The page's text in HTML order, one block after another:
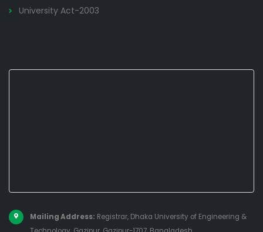
University Act-2003
Mailing Address: Registrar, Dhaka University of Engineering &